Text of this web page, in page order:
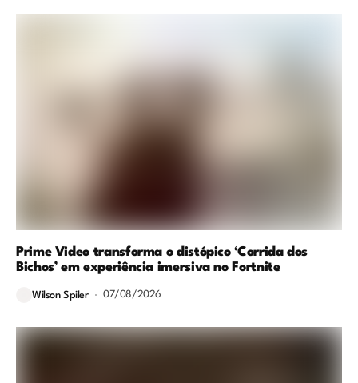
Prime Video transforma o distópico ‘Corrida dos
Bichos’ em experiência imersiva no Fortnite
Wilson Spiler 07/08/2026